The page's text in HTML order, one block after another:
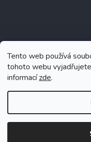
Tento web používá
tohoto webu
informacízde.
Sledovat na